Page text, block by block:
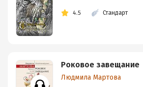
4.5 Стандарт
Роковое завещание
Людмила Мартова